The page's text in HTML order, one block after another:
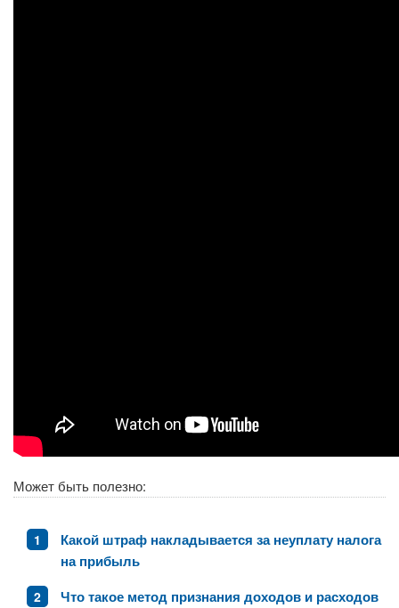
Может быть полезно:
Какой штраф накладывается за неуплату налога
на прибыль
Что такое метод признания доходов и расходов